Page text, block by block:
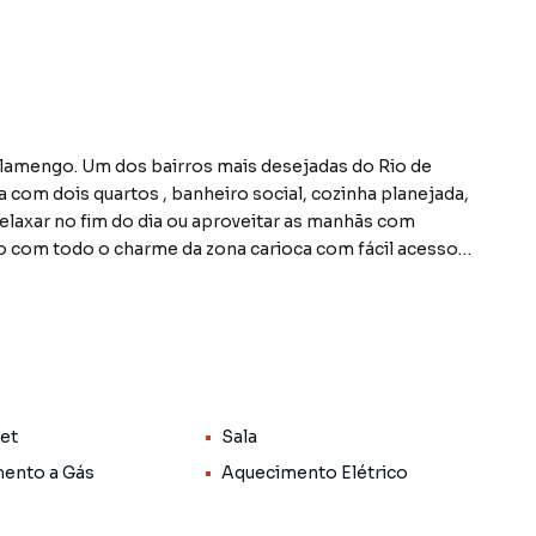
do Rio de
com
prévio, conforme solicitação do proprietário.
sobre Casas ou Apartamentos no Rio de
Sala
a Gás
Aquecimento Elétrico